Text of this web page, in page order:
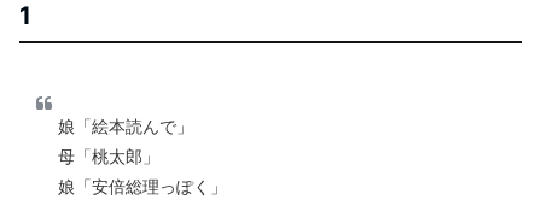
1
娘「絵本読んで」
母「桃太郎」
娘「安倍総理っぽく」